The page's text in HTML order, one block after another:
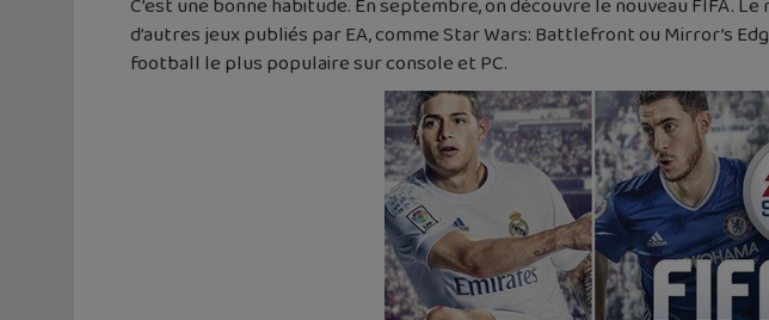
d’autres jeux publiés par EA, comme Star Wars: Battlefront ou Mirror’s
football le plus populaire sur console et PC.